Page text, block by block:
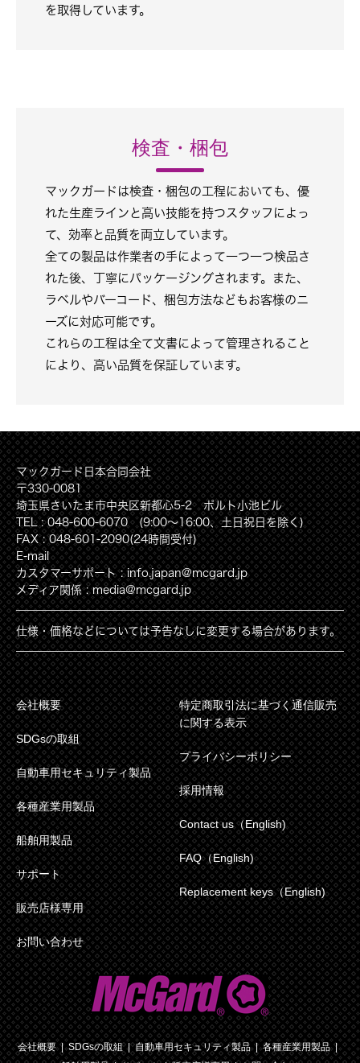
を取得しています。
検査・梱包
マックガードは検査・梱包の工程においても、優
れた生産ラインと高い技能を持つスタッフによっ
て、効率と品質を両立しています。
全ての製品は作業者の手によって一つ一つ検品さ
れた後、丁寧にパッケージングされます。また、
ラベルやバーコード、梱包方法などもお客様のニ
ーズに対応可能です。
これらの工程は全て文書によって管理されること
により、高い品質を保証しています。
マックガード日本合同会社
〒330-0081
埼玉県さいたま市中央区新都心5-2 ポルト小池ビル
TEL : 048-600-6070 (9:00〜16:00、土日祝日を除く)
FAX : 048-601-2090(24時間受付)
E-mail
カスタマーサポート : info.japan@mcgard.jp
メディア関係 : media@mcgard.jp
仕様・価格などについては予告なしに変更する場合があります。
会社概要
SDGsの取組
自動車用セキュリティ製品
各種産業用製品
船舶用製品
サポート
販売店様専用
お問い合わせ
特定商取引法に基づく通信販売
に関する表示
プライバシーポリシー
採用情報
Contact us（English)
FAQ（English)
Replacement keys（English)
会社概要 SDGsの取組 自動車用セキュリティ製品
各種産業用製品